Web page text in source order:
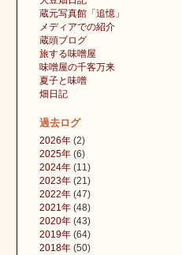
蔵元写真館「追憶」
メディアでの紹介
蔵頭ブログ
旅する味噌屋
味噌屋の千客万来
夏子と味噌
畑日記
過去ログ
2026年 (2)
2025年 (6)
2024年 (11)
2023年 (21)
2022年 (47)
2021年 (48)
2020年 (43)
2019年 (64)
2018年 (50)